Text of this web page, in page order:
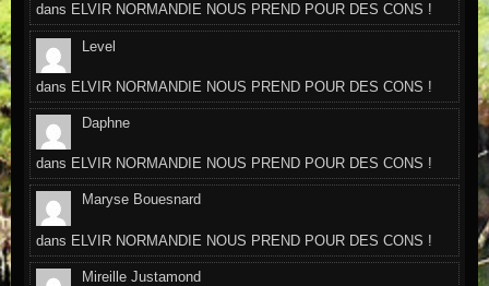
dans ELVIR NORMANDIE NOUS PREND POUR DES CONS !
Level
dans ELVIR NORMANDIE NOUS PREND POUR DES CONS !
Daphne
dans ELVIR NORMANDIE NOUS PREND POUR DES CONS !
Maryse Bouesnard
dans ELVIR NORMANDIE NOUS PREND POUR DES CONS !
Mireille Justamond